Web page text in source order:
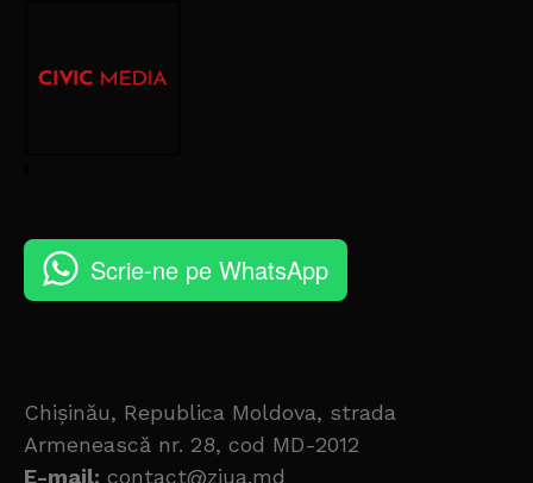
Scrie-ne pe WhatsApp
Chișinău, Republica Moldova, strada
Armenească nr. 28, cod MD-2012
E-mail: contact@ziua.md